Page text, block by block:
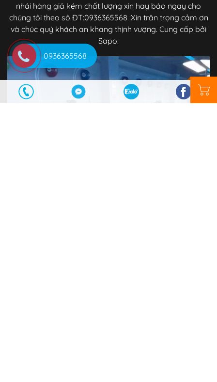
nhái hàng giả kém chất lượng xin hay báo ngay cho
chúng tôi theo sô ĐT:0936365568 :Xin trân trọng cảm ơn
và chúc quý khách an khang thịnh vượng. Cung cấp bởi
Sapo.
0936365568